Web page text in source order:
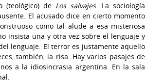
(teológico) de Los salvajes. La sociología
El acusado dice en cierto momento
como tal alude a esa misteriosa
insista una y otra vez sobre el lenguaje y
lenguaje. El terror es justamente aquello
también, la risa. Hay varios pasajes de
a la idiosincrasia argentina. En la sala